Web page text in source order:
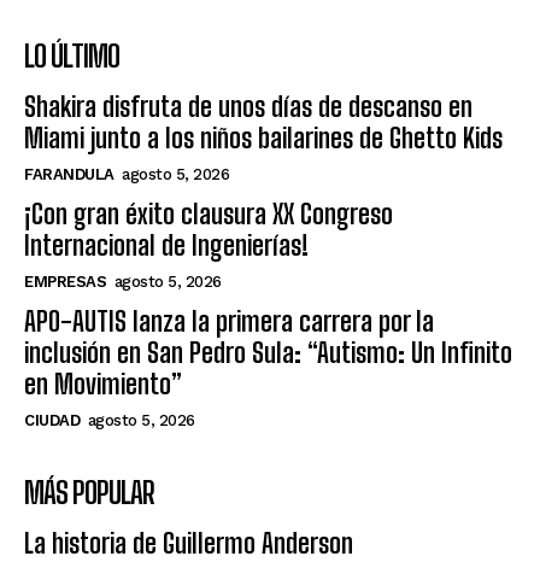
LO ÚLTIMO
Shakira disfruta de unos días de descanso en
Miami junto a los niños bailarines de Ghetto Kids
FARANDULA agosto 5, 2026
¡Con gran éxito clausura XX Congreso
Internacional de Ingenierías!
EMPRESAS agosto 5, 2026
APO-AUTIS lanza la primera carrera por la
inclusión en San Pedro Sula: “Autismo: Un Infinito
en Movimiento”
CIUDAD agosto 5, 2026
MÁS POPULAR
La historia de Guillermo Anderson